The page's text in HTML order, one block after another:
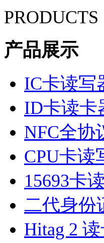
PRODUCTS
产品展示
IC卡读写
ID卡读卡
NFC全协
CPU卡读
15693卡
二代身份
Hitag 2